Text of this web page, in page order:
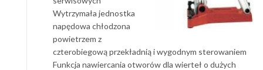
Wytrzymała jednostka
napędowa chłodzona
powietrzem z
czterobiegową przekładnią i wygodnym sterowaniem
Funkcja nawiercania otworów dla wierteł o dużych